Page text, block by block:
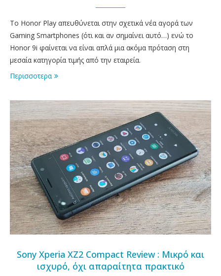
Το Honor Play απευθύνεται στην σχετικά νέα αγορά των
Gaming Smartphones (ότι και αν σημαίνει αυτό…) ενώ το
Honor 9i φαίνεται να είναι απλά μια ακόμα πρόταση στη
μεσαία κατηγορία τιμής από την εταιρεία.
Περισσοτερα
Sony Xperia XZ2 Compact Review : Μικρό και
ισχυρό, όχι απαραίτητα πρακτικό